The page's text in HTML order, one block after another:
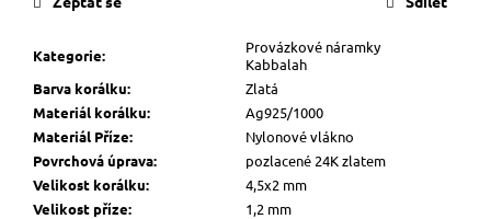
Kategorie:
Provázkové náramky
Kabbalah
Barva korálku:
Zlatá
Materiál korálku:
Ag925/1000
Materiál Příze:
Nylonové vlákno
Povrchová úprava:
pozlacené 24K zlatem
Velikost korálku:
4,5x2 mm
Velikost příze: 1,2 mm